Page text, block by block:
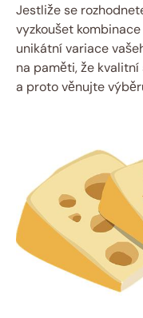
Jestliže se
vyzkoušet
unikátní variace
na paměti, že
a proto věnujte